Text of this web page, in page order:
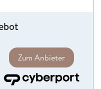
Zum Anbieter